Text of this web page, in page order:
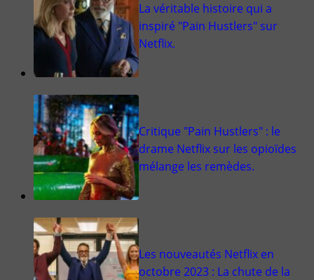
La véritable histoire qui a
inspiré "Pain Hustlers" sur
Netflix.
Critique "Pain Hustlers" : le
drame Netflix sur les opioïdes
mélange les remèdes.
Les nouveautés Netflix en
octobre 2023 : La chute de la